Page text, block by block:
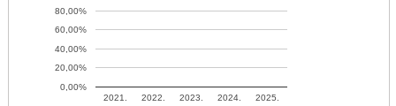
2021. 2022. 2023. 2024. 2025.
0,00%
20,00%
40,00%
60,00%
80,00%